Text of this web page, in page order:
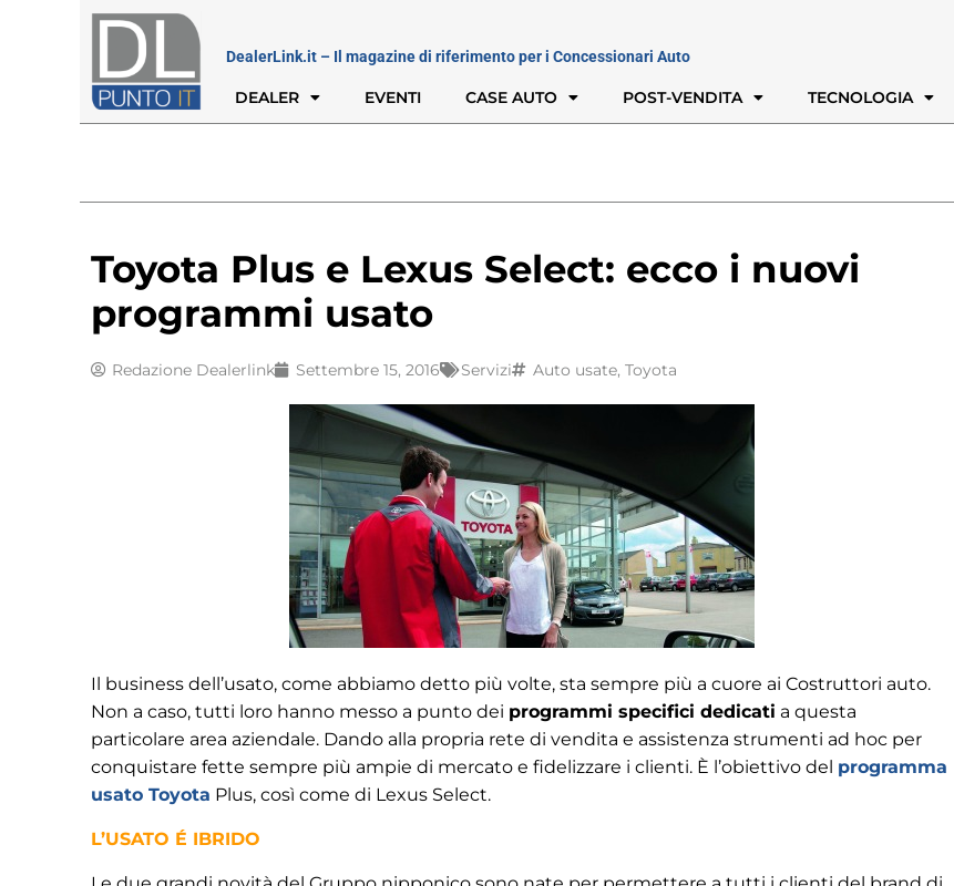
DealerLink.it – Il magazine di riferimento per i Concessionari Auto
DEALER EVENTI CASE AUTO POST-VENDITA TECNOLOGIA
Toyota Plus e Lexus Select: ecco i nuovi
programmi usato
Redazione Dealerlink Settembre 15, 2016 Servizi Auto usate, Toyota
Il business dell’usato, come abbiamo detto più volte, sta sempre più a cuore ai Costruttori auto.
Non a caso, tutti loro hanno messo a punto dei programmi specifici dedicati a questa
particolare area aziendale. Dando alla propria rete di vendita e assistenza strumenti ad hoc per
conquistare fette sempre più ampie di mercato e fidelizzare i clienti. È l’obiettivo del programma
usato Toyota Plus, così come di Lexus Select.
L’USATO É IBRIDO